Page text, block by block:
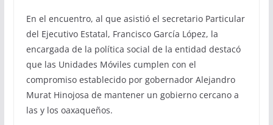
En el encuentro, al que asistió el secretario Particular
del Ejecutivo Estatal, Francisco García López, la
encargada de la política social de la entidad destacó
que las Unidades Móviles cumplen con el
compromiso establecido por gobernador Alejandro
Murat Hinojosa de mantener un gobierno cercano a
las y los oaxaqueños.